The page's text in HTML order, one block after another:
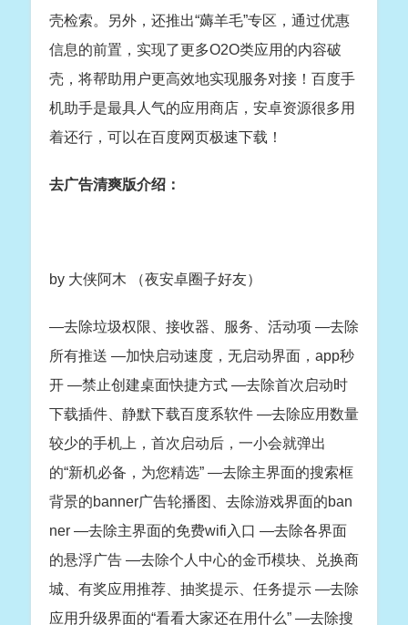
壳检索。另外，还推出“薅羊毛”专区，通过优惠
信息的前置，实现了更多O2O类应用的内容破
壳，将帮助用户更高效地实现服务对接！百度手
机助手是最具人气的应用商店，安卓资源很多用
着还行，可以在百度网页极速下载！
去广告清爽版介绍：
by 大侠阿木 （夜安卓圈子好友）
—去除垃圾权限、接收器、服务、活动项 —去除
所有推送 —加快启动速度，无启动界面，app秒
开 —禁止创建桌面快捷方式 —去除首次启动时
下载插件、静默下载百度系软件 —去除应用数量
较少的手机上，首次启动后，一小会就弹出
的“新机必备，为您精选” —去除主界面的搜索框
背景的banner广告轮播图、去除游戏界面的ban
ner —去除主界面的免费wifi入口 —去除各界面
的悬浮广告 —去除个人中心的金币模块、兑换商
城、有奖应用推荐、抽奖提示、任务提示 —去除
应用升级界面的“看看大家还在用什么” —去除搜